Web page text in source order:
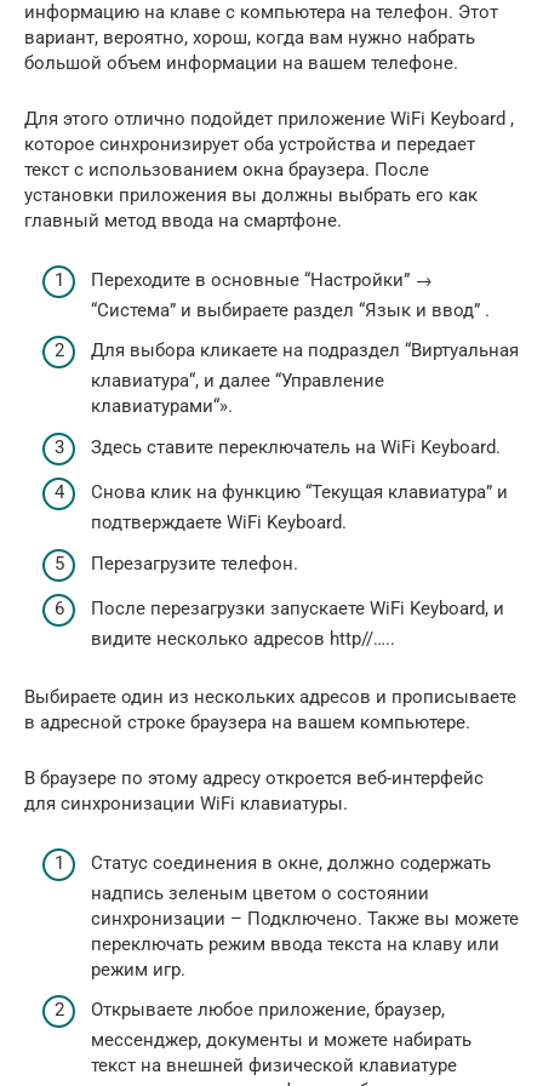
информацию на клаве с компьютера на телефон. Этот
вариант, вероятно, хорош, когда вам нужно набрать
большой объем информации на вашем телефоне.
Для этого отлично подойдет приложение WiFi Keyboard ,
которое синхронизирует оба устройства и передает
текст с использованием окна браузера. После
установки приложения вы должны выбрать его как
главный метод ввода на смартфоне.
Переходите в основные “Настройки” →
“Система” и выбираете раздел “Язык и ввод” .
Для выбора кликаете на подраздел “Виртуальная
клавиатура“, и далее “Управление
клавиатурами“».
Здесь ставите переключатель на WiFi Keyboard.
Снова клик на функцию “Текущая клавиатура” и
подтверждаете WiFi Keyboard.
Перезагрузите телефон.
После перезагрузки запускаете WiFi Keyboard, и
видите несколько адресов http//…..
Выбираете один из нескольких адресов и прописываете
в адресной строке браузера на вашем компьютере.
В браузере по этому адресу откроется веб-интерфейс
для синхронизации WiFi клавиатуры.
Статус соединения в окне, должно содержать
надпись зеленым цветом о состоянии
синхронизации – Подключено. Также вы можете
переключать режим ввода текста на клаву или
режим игр.
Открываете любое приложение, браузер,
мессенджер, документы и можете набирать
текст на внешней физической клавиатуре